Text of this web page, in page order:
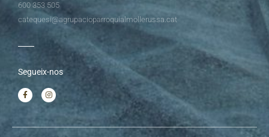
600 353 505
catequesi@agrupacioparroquialmollerussa.cat
Segueix-nos